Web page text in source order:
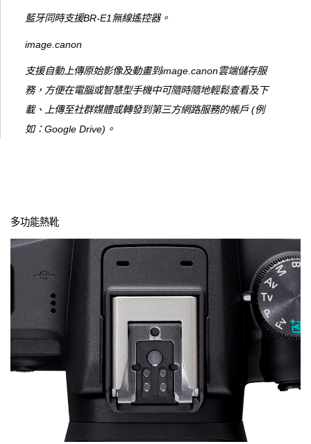
藍牙同時支援BR-E1無線遙控器。
image.canon
支援自動上傳原始影像及動畫到image.canon雲端儲存服
務，方便在電腦或智慧型手機中可隨時隨地輕鬆查看及下
載、上傳至社群媒體或轉發到第三方網路服務的帳戶 (例
如：Google Drive)。
多功能熱靴